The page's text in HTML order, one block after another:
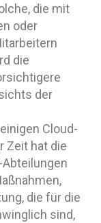
die mit
oder
die
der
Cloud-
Zeit hat die
die für die
sind,